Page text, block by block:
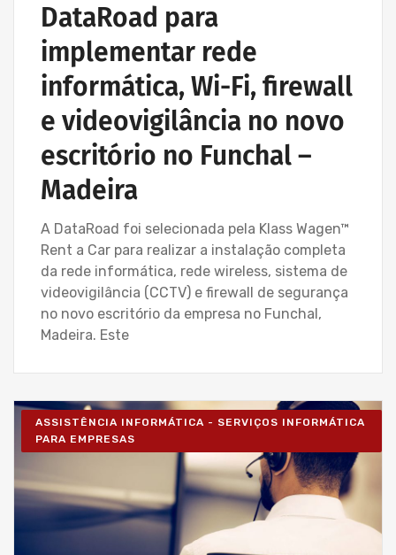
DataRoad para
implementar rede
informática, Wi-Fi, firewall
e videovigilância no novo
escritório no Funchal –
Madeira
A DataRoad foi selecionada pela Klass Wagen™
Rent a Car para realizar a instalação completa
da rede informática, rede wireless, sistema de
videovigilância (CCTV) e firewall de segurança
no novo escritório da empresa no Funchal,
Madeira. Este
ASSISTÊNCIA INFORMÁTICA - SERVIÇOS INFORMÁTICA
PARA EMPRESAS